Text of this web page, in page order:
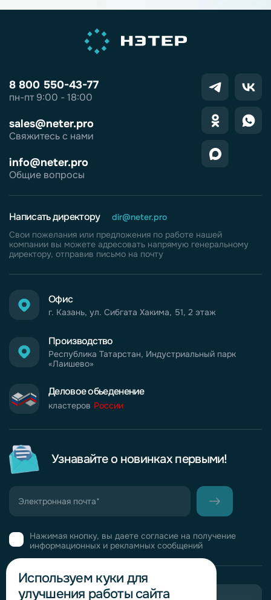
8 800 550-43-77
пн-пт 9:00 - 18:00
sales@neter.pro
Свяжитесь с нами
info@neter.pro
Общие вопросы
Деловое обьеденение
кластеров России
Производство
Республика Татарстан, Индустриальный парк
«Лаишево»
Офис
г. Казань, ул. Сибгата Хакима, 51, 2 этаж
Написать директору
dir@neter.pro
Свои пожелания или предложения по работе нашей
компании вы можете адресовать напрямую генеральному
директору, отправив письмо на почту
Узнавайте о новинках первыми!
Нажимая кнопку, вы даете согласие на получение
информационных и рекламных сообщений
Используем куки для
улучшения работы сайта